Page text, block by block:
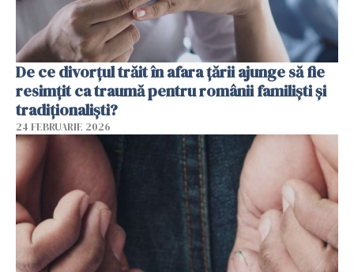
De ce divorțul trăit în afara țării ajunge să fie
resimțit ca traumă pentru românii familiști și
tradiționaliști?
24 FEBRUARIE 2026